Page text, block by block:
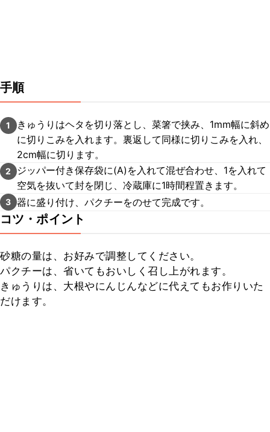
手順
1
きゅうりはヘタを切り落とし、菜箸で挟み、1mm幅に斜め
に切りこみを入れます。裏返して同様に切りこみを入れ、
2cm幅に切ります。
2
ジッパー付き保存袋に(A)を入れて混ぜ合わせ、1を入れて
空気を抜いて封を閉じ、冷蔵庫に1時間程置きます。
3 器に盛り付け、パクチーをのせて完成です。
コツ・ポイント
砂糖の量は、お好みで調整してください。
パクチーは、省いてもおいしく召し上がれます。
きゅうりは、大根やにんじんなどに代えてもお作りいた
だけます。